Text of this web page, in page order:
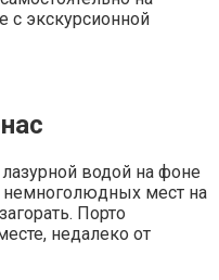
с экскурсионной
водой на фоне
немноголюдных мест на
Порто
недалеко от